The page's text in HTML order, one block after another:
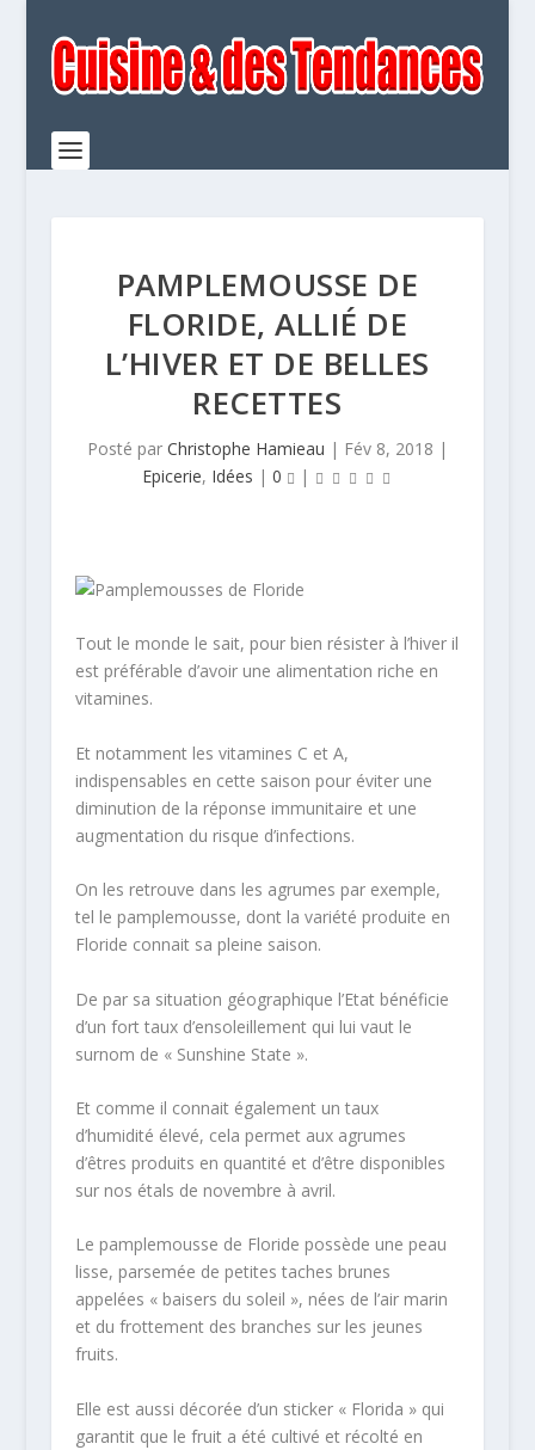
PAMPLEMOUSSE DE
FLORIDE, ALLIÉ DE
L’HIVER ET DE BELLES
RECETTES
Posté par Christophe Hamieau | Fév 8, 2018 |
Epicerie, Idées | 0 |
Tout le monde le sait, pour bien résister à l’hiver il
est préférable d’avoir une alimentation riche en
vitamines.
Et notamment les vitamines C et A,
indispensables en cette saison pour éviter une
diminution de la réponse immunitaire et une
augmentation du risque d’infections.
On les retrouve dans les agrumes par exemple,
tel le pamplemousse, dont la variété produite en
Floride connait sa pleine saison.
De par sa situation géographique l’Etat bénéficie
d’un fort taux d’ensoleillement qui lui vaut le
surnom de « Sunshine State ».
Et comme il connait également un taux
d’humidité élevé, cela permet aux agrumes
d’êtres produits en quantité et d’être disponibles
sur nos étals de novembre à avril.
Le pamplemousse de Floride possède une peau
lisse, parsemée de petites taches brunes
appelées « baisers du soleil », nées de l’air marin
et du frottement des branches sur les jeunes
fruits.
Elle est aussi décorée d’un sticker « Florida » qui
garantit que le fruit a été cultivé et récolté en